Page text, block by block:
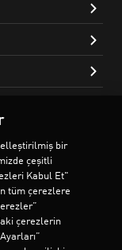
bir
çeşitli
Kabul Et"
tüm çerezlere
çerezlerin